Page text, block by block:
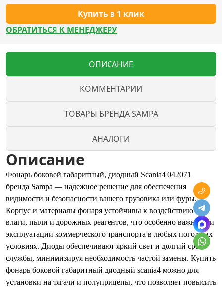
Купить в 1 клик
ОБРАТИТЬСЯ К МЕНЕДЖЕРУ
ОПИСАНИЕ
КОММЕНТАРИИ
ТОВАРЫ БРЕНДА SAMPA
АНАЛОГИ
Описание
Фонарь боковой габаритный, диодный Scania4 042071
бренда Sampa — надежное решение для обеспечения
видимости и безопасности вашего грузовика или фуры.
Корпус и материалы фонаря устойчивы к воздействию
влаги, пыли и дорожных реагентов, что особенно важно при
эксплуатации коммерческого транспорта в любых погодных
условиях. Диоды обеспечивают яркий свет и долгий срок
службы, минимизируя необходимость частой замены. Купить
фонарь боковой габаритный диодный scania4 можно для
установки на тягачи и полуприцепы, что позволяет повысить